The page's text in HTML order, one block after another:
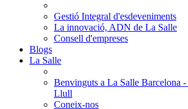
Gestió Integral d'esdeveniments
La innovació, ADN de La Salle
Consell d'empreses
Blogs
La Salle
Benvinguts a La Salle Barcelona
Llull
Coneix-nos